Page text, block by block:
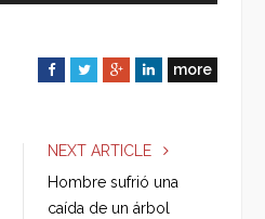
F
e
T
G
g
L
more
NEXT ARTICLE
Hombre sufrió una
caída de un árbol